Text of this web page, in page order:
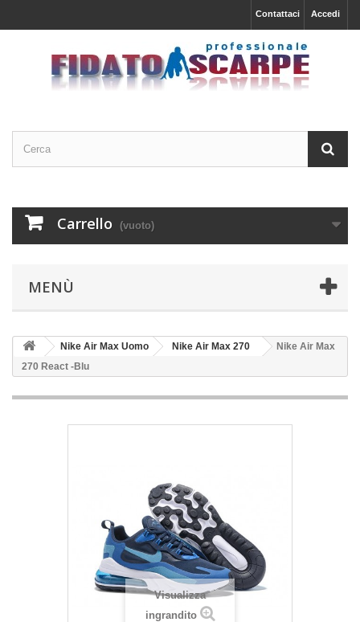
Accedi
Contattaci
Carrello (vuoto)
MENÙ
Nike Air Max Uomo Nike Air Max 270
Nike Air Max
270 React -Blu
Visualizza
ingrandito